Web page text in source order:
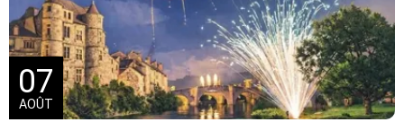
07
AOÛT